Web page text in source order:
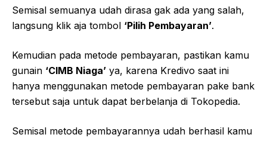
Semisal semuanya udah dirasa gak ada yang salah,
langsung klik aja tombol ‘Pilih Pembayaran’.
Kemudian pada metode pembayaran, pastikan kamu
gunain ‘CIMB Niaga’ ya, karena Kredivo saat ini
hanya menggunakan metode pembayaran pake bank
tersebut saja untuk dapat berbelanja di Tokopedia.
Semisal metode pembayarannya udah berhasil kamu